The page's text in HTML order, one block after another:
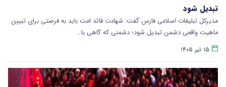
تبدیل شود
مدیرکل تبلیغات اسلامی فارس گفت: شهادت قائد امت باید به فرصتی برای تبیین
ماهیت واقعی دشمن تبدیل شود؛ دشمنی که گاهی با…
۱۵ تیر ۱۴۰۵